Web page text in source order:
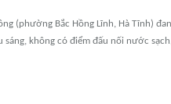
(phường Bắc Hồng Lĩnh, Hà Tĩnh)
không có điểm đấu nối nước